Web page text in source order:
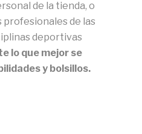
de la tienda, o
profesionales de las
deportivas
lo que mejor se
y bolsillos.